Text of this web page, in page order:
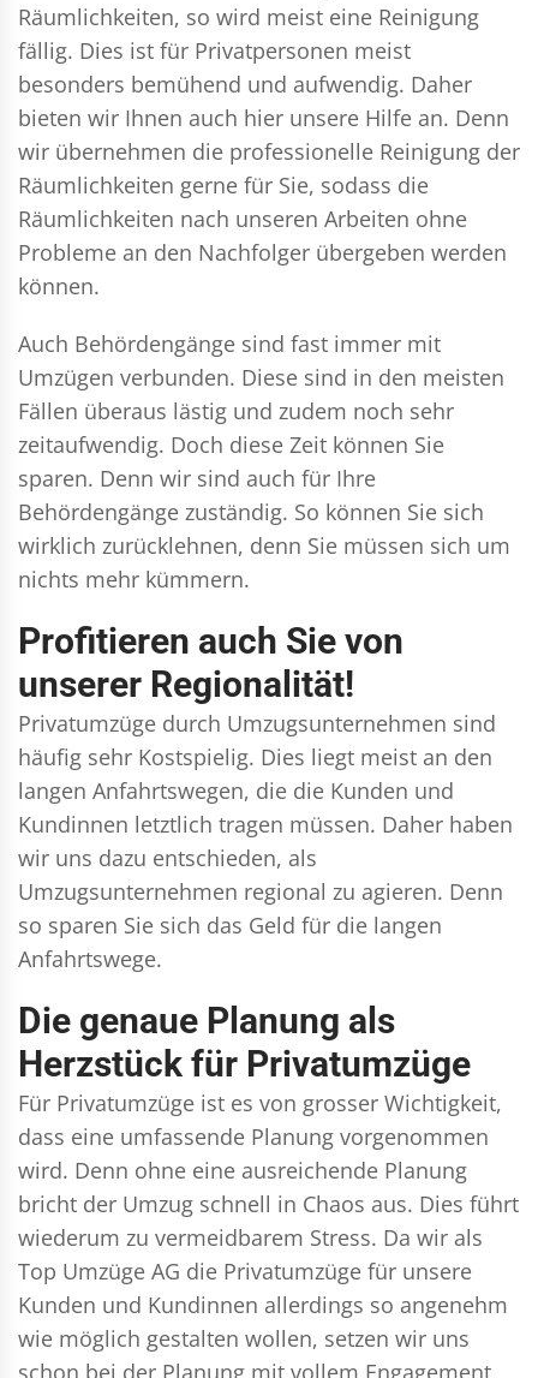
Räumlichkeiten, so wird meist eine Reinigung
fällig. Dies ist für Privatpersonen meist
besonders bemühend und aufwendig. Daher
bieten wir Ihnen auch hier unsere Hilfe an. Denn
wir übernehmen die professionelle Reinigung der
Räumlichkeiten gerne für Sie, sodass die
Räumlichkeiten nach unseren Arbeiten ohne
Probleme an den Nachfolger übergeben werden
können.
Auch Behördengänge sind fast immer mit
Umzügen verbunden. Diese sind in den meisten
Fällen überaus lästig und zudem noch sehr
zeitaufwendig. Doch diese Zeit können Sie
sparen. Denn wir sind auch für Ihre
Behördengänge zuständig. So können Sie sich
wirklich zurücklehnen, denn Sie müssen sich um
nichts mehr kümmern.
Profitieren auch Sie von
unserer Regionalität!
Privatumzüge durch Umzugsunternehmen sind
häufig sehr Kostspielig. Dies liegt meist an den
langen Anfahrtswegen, die die Kunden und
Kundinnen letztlich tragen müssen. Daher haben
wir uns dazu entschieden, als
Umzugsunternehmen regional zu agieren. Denn
so sparen Sie sich das Geld für die langen
Anfahrtswege.
Die genaue Planung als
Herzstück für Privatumzüge
Für Privatumzüge ist es von grosser Wichtigkeit,
dass eine umfassende Planung vorgenommen
wird. Denn ohne eine ausreichende Planung
bricht der Umzug schnell in Chaos aus. Dies führt
wiederum zu vermeidbarem Stress. Da wir als
Top Umzüge AG die Privatumzüge für unsere
Kunden und Kundinnen allerdings so angenehm
wie möglich gestalten wollen, setzen wir uns
schon bei der Planung mit vollem Engagement